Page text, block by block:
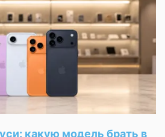
кадров/с)
50 Вт
Oppo SuperVOOC
какую модель брать в